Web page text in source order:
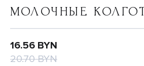
МОЛОЧНЫЕ
16.56 BYN
20.70 BYN